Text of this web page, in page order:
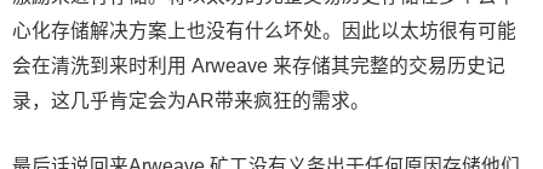
心化存储解决方案上也没有什么坏处。因此以太坊很有可能
会在清洗到来时利用 Arweave 来存储其完整的交易历史记
录，这几乎肯定会为AR带来疯狂的需求。